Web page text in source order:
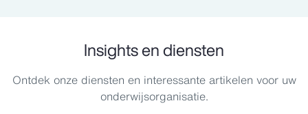
Insights en diensten
Ontdek onze diensten en interessante artikelen voor uw
onderwijsorganisatie.